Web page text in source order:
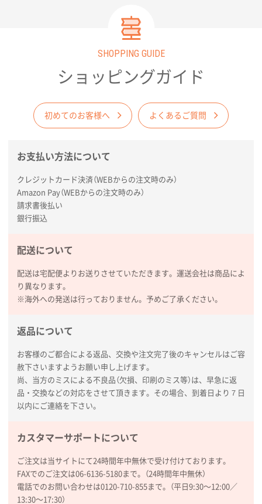
厚手コットンA4フラットトート ナチュラル
商品がよさそうだったから
東京都N社様
コットンバッグM(B4対応)
200枚
2026年01月29日 11:46
商品情報の正確な記載、スムーズなシステム対応
広島県(社様
枚
2026年01月27日 13:12
毎年注文しており、信頼できるから。出来上がりも満
熊本県S社様
ぺんてる ビクーニャフィール1000枚
2026年01月26日 15:45
印刷範囲が広かったから、取扱商品
新潟県R社様
2026年01月16日 10:53
納期が比較的短く、ロット数が豊富に選べて価格が安
かったため
山口県P社様
③1枚
希望の商品の取り扱いがあったので
大阪府のお客様
SHOPPING GUIDE
ショッピングガイド
初めてのお客様へ よくあるご質問
お支払い方法について
クレジットカード決済（WEBからの注文時のみ）
Amazon Pay（WEBからの注文時のみ）
請求書後払い
銀行振込
配送について
配送は宅配便よりお送りさせていただきます。運送会社は商品によ
り異なります。
※海外への発送は行っておりません。予めご了承ください。
返品について
お客様のご都合による返品、交換や注文完了後のキャンセルはご容
赦下さいますようお願い申し上げます。
尚、当方のミスによる不良品（欠損、印刷のミス等）は、早急に返
品・交換などの対応をさせて頂きます。その場合、到着日より７日
以内にご連絡を下さい。
カスタマーサポートについて
ご注文は当サイトにて24時間年中無休で受け付けております。
FAXでのご注文は06-6136-5180まで。（24時間年中無休）
電話でのお問い合わせは0120-710-855まで。（平日9:30〜12:00／
13:30〜17:30）